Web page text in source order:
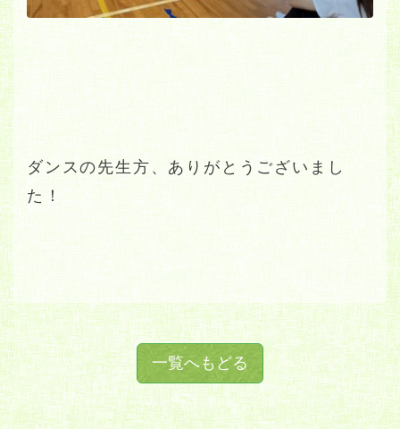
ダンスの先生方、ありがとうございまし
た！
一覧へもどる